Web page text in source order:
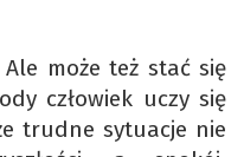
może też stać się
człowiek uczy się
trudne sytuacje nie